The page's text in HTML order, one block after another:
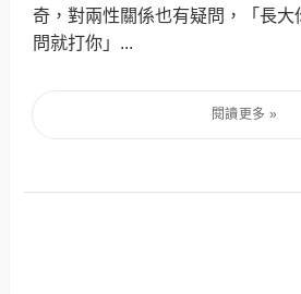
奇，對兩性關係也有疑問，「長
問就打你」...